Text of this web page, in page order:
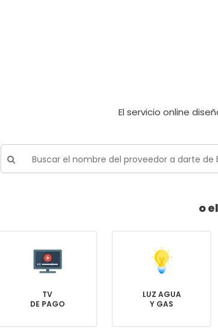
El servicio online
o
TV
DE PAGO
LUZ AGUA
Y GAS